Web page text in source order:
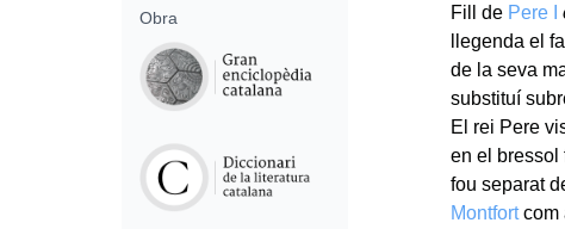
Fill de Pere I
llegenda el
de la seva
substituí
El rei Pere
en el bressol
fou separat
Montfortcom
Obra